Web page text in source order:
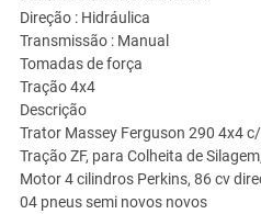
Direção : Hidráulica
Transmissão : Manual
Tomadas de força
Tração 4x4
Descrição
Trator Massey Ferguson 290 4x4
Tração ZF, para Colheita de
Motor 4 cilindros Perkins, 86 cv
04 pneus semi novos novos